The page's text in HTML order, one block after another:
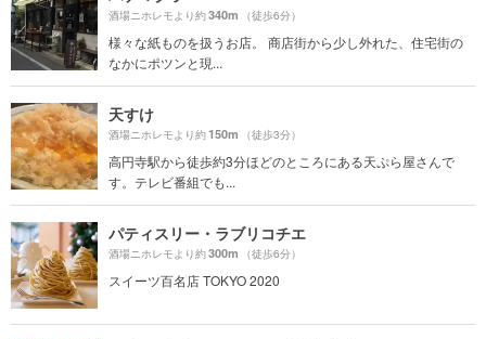
酒場ニホレモより約340m （徒歩6分）
様々な紙ものを扱うお店。 商店街から少し外れた、住宅街の
なかにポツンと現...
天すけ
酒場ニホレモより約150m （徒歩3分）
高円寺駅から徒歩約3分ほどのところにある天ぷら屋さんで
す。テレビ番組でも...
パティスリー・ラブリコチエ
酒場ニホレモより約300m （徒歩6分）
スイーツ百名店 TOKYO 2020